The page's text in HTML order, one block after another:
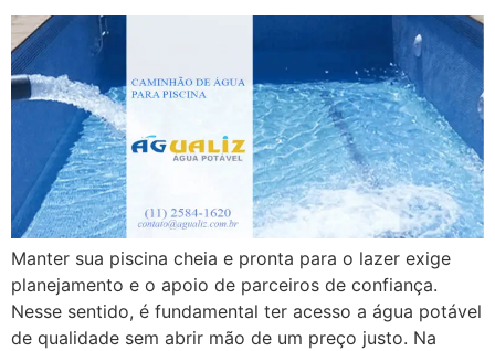
Manter sua piscina cheia e pronta para o lazer exige
planejamento e o apoio de parceiros de confiança.
Nesse sentido, é fundamental ter acesso a água potável
de qualidade sem abrir mão de um preço justo. Na